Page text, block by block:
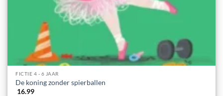
FICTIE 4 - 6 JAAR
De koning zonder spierballen
16.99